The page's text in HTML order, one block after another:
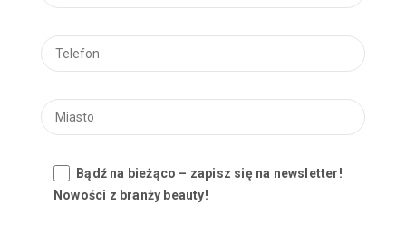
Bądź na bieżąco – zapisz się na newsletter!
Nowości z branży beauty!